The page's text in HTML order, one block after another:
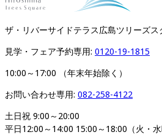
ザ・リバーサイドテラス広島ツリーズス
見学・フェア予約専用: 0120-19-1815
10:00～17:00 （年末年始除く）
お問い合わせ専用: 082-258-4122
土日祝 9:00～20:00
平日12:00～14:00 15:00～18:00（火・水